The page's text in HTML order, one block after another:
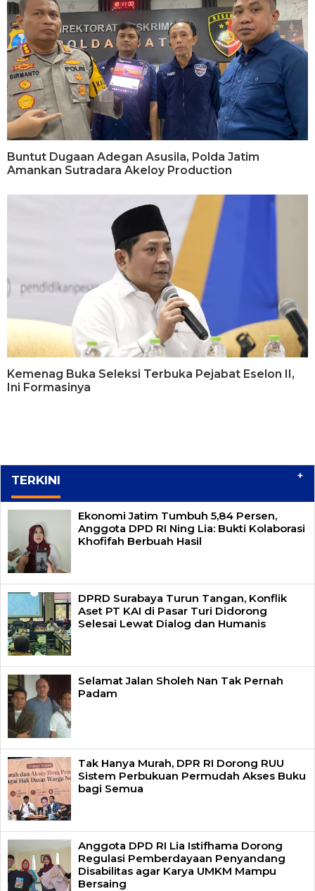
Buntut Dugaan Adegan Asusila, Polda Jatim
Amankan Sutradara Akeloy Production
Kemenag Buka Seleksi Terbuka Pejabat Eselon II,
Ini Formasinya
TERKINI +
Ekonomi Jatim Tumbuh 5,84 Persen,
Anggota DPD RI Ning Lia: Bukti Kolaborasi
Khofifah Berbuah Hasil
DPRD Surabaya Turun Tangan, Konflik
Aset PT KAI di Pasar Turi Didorong
Selesai Lewat Dialog dan Humanis
Selamat Jalan Sholeh Nan Tak Pernah
Padam
Tak Hanya Murah, DPR RI Dorong RUU
Sistem Perbukuan Permudah Akses Buku
bagi Semua
Anggota DPD RI Lia Istifhama Dorong
Regulasi Pemberdayaan Penyandang
Disabilitas agar Karya UMKM Mampu
Bersaing